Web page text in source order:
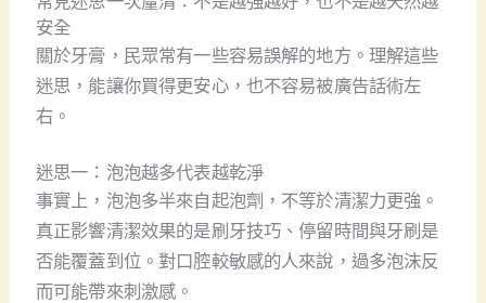
安全
關於牙膏，民眾常有一些容易誤解的地方。理解這些
迷思，能讓你買得更安心，也不容易被廣告話術左
右。
迷思一：泡泡越多代表越乾淨
事實上，泡泡多半來自起泡劑，不等於清潔力更強。
真正影響清潔效果的是刷牙技巧、停留時間與牙刷是
否能覆蓋到位。對口腔較敏感的人來說，過多泡沫反
而可能帶來刺激感。